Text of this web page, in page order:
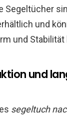
Segeltücher
und
und Stabilität
und
segeltuch